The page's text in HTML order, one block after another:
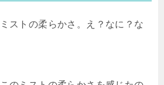
ストの柔らかさ。え？なに？な